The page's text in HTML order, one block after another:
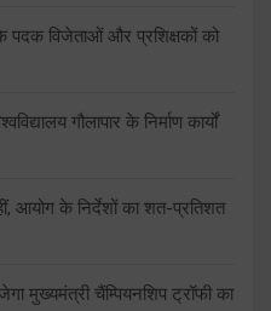
विजेताओं और प्रशिक्षकों को
गौलापार के निर्माण कार्यों
आयोग के निर्देशों का शत-प्रतिशत
मुख्यमंत्री चैंम्पियनशिप ट्रॉफी का